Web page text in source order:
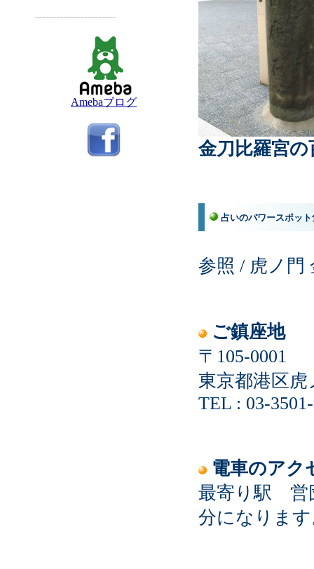
金刀比羅宮の
占いのパワースポット
参照 / 虎ノ門
ご鎮座地
〒105-0001
東京都港区
TEL : 03-
電車のアク
最寄り駅 営
分になりま
-----------------------
Amebaブログ